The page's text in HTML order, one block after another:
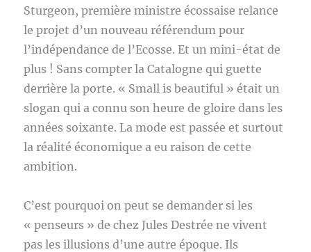
Sturgeon, première ministre écossaise relance
le projet d’un nouveau référendum pour
l’indépendance de l’Ecosse. Et un mini-état de
plus ! Sans compter la Catalogne qui guette
derrière la porte. « Small is beautiful » était un
slogan qui a connu son heure de gloire dans les
années soixante. La mode est passée et surtout
la réalité économique a eu raison de cette
ambition.
C’est pourquoi on peut se demander si les
« penseurs » de chez Jules Destrée ne vivent
pas les illusions d’une autre époque. Ils